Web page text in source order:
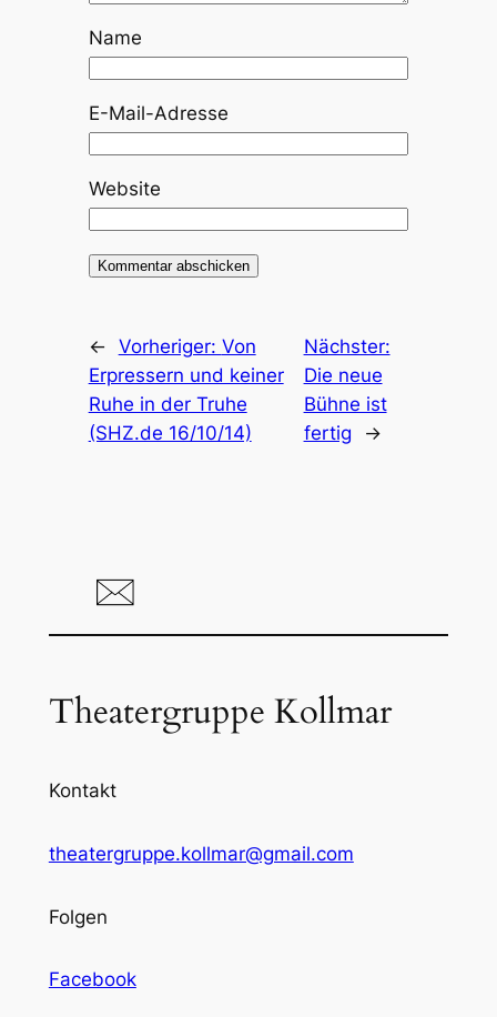
Name
E-Mail-Adresse
Website
← Vorheriger: Von
Erpressern und keiner
Ruhe in der Truhe
(SHZ.de 16/10/14)
Nächster:
Die neue
Bühne ist
fertig
→
Theatergruppe Kollmar
Kontakt
theatergruppe.kollmar@gmail.com
Folgen
Facebook